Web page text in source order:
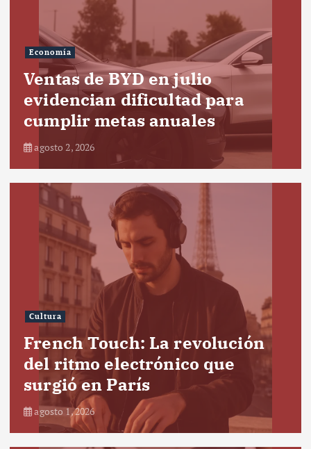
Economía
Ventas de BYD en julio
evidencian dificultad para
cumplir metas anuales
agosto 2, 2026
Cultura
French Touch: La revolución
del ritmo electrónico que
surgió en París
agosto 1, 2026